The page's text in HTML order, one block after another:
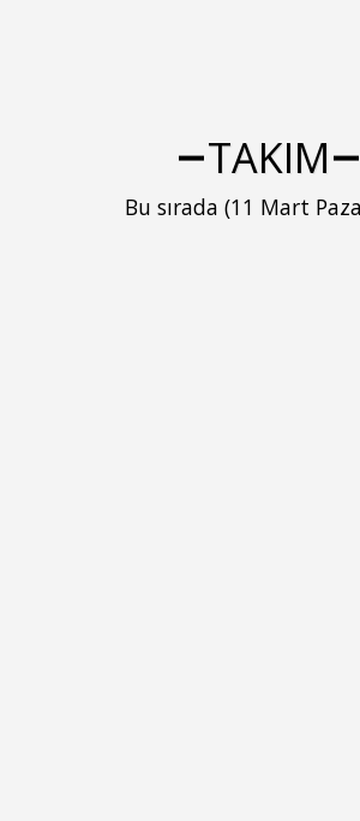
TAKIM
Bu sırada (11 Mart